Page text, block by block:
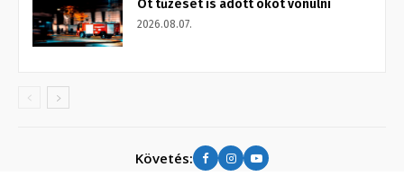
Öt tűzeset is adott okot vonulni
2026.08.07.
Követés: